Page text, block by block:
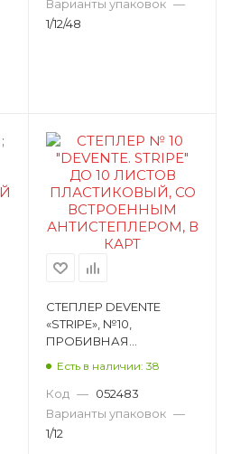
Варианты упаковок —
1/12/48
СТЕПЛЕР DEVENTE
«STRIPE», №10,
ПРОБИВНАЯ
4142350
Есть в наличии: 38
Код — 052483
Варианты упаковок —
1/12